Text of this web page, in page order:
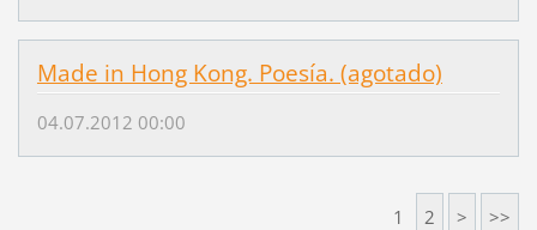
Made in Hong Kong. Poesía. (agotado)
04.07.2012 00:00
1 2 > >>